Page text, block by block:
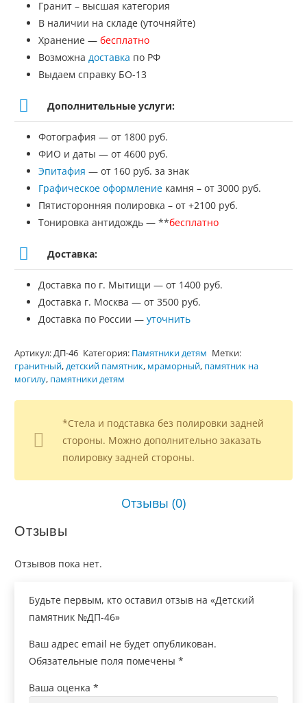
№ДП-46
Гранит – высшая категория
В наличии на складе (уточняйте)
Хранение — бесплатно
Возможна доставка по РФ
Выдаем справку БО-13
Дополнительные услуги:
Фотография — от 1800 руб.
ФИО и даты — от 4600 руб.
Эпитафия — от 160 руб. за знак
Графическое оформление камня – от 3000 руб.
Пятисторонняя полировка – от +2100 руб.
Тонировка антидождь — **бесплатно
Доставка:
Доставка по г. Мытищи — от 1400 руб.
Доставка г. Москва — от 3500 руб.
Доставка по России — уточнить
Артикул:ДП-46 Категория: Памятники детям Метки:
гранитный,детский памятник, мраморный, памятник на
могилу, памятники детям
*Стела и подставка без полировки задней
стороны. Можно дополнительно заказать
полировку задней стороны.
Отзывы (0)
Отзывы
Отзывов пока нет.
Будьте первым, кто оставил отзыв на «Детский
памятник №ДП-46»
Ваш адрес email не будет опубликован.
Обязательные поля помечены *
Ваша оценка *